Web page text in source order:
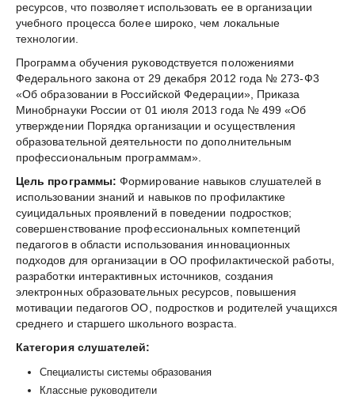
ресурсов, что позволяет использовать ее в организации
учебного процесса более широко, чем локальные
технологии.
Программа обучения руководствуется положениями
Федерального закона от 29 декабря 2012 года № 273-Ф3
«Об образовании в Российской Федерации», Приказа
Минобрнауки России от 01 июля 2013 года № 499 «Об
утверждении Порядка организации и осуществления
образовательной деятельности по дополнительным
профессиональным программам».
Цель программы: Формирование навыков слушателей в
использовании знаний и навыков по профилактике
суицидальных проявлений в поведении подростков;
совершенствование профессиональных компетенций
педагогов в области использования инновационных
подходов для организации в ОО профилактической работы,
разработки интерактивных источников, создания
электронных образовательных ресурсов, повышения
мотивации педагогов ОО, подростков и родителей учащихся
среднего и старшего школьного возраста.
Категория слушателей:
Специалисты системы образования
Классные руководители